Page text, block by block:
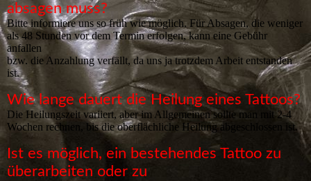
absagen muss?
Bitte informiere uns so früh wie möglich. Für Absagen, die weniger
als 48 Stunden vor dem Termin erfolgen, kann eine Gebühr
anfallen
bzw. die Anzahlung verfällt, da uns ja trotzdem Arbeit entstanden
ist.
Wie lange dauert die Heilung eines Tattoos?
Die Heilungszeit variiert, aber im Allgemeinen sollte man mit 2-4
Wochen rechnen, bis die oberflächliche Heilung abgeschlossen ist.
Ist es möglich, ein bestehendes Tattoo zu
überarbeiten oder zu